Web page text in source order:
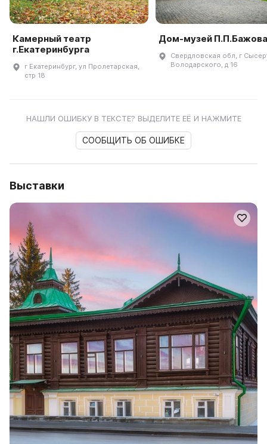
Камерный театр
г.Екатеринбурга
г Екатеринбург, ул Пролетарская,
стр 18
Дом-музей П.П.Бажова
Свердловская обл, г
Володарского, д 16
НАШЛИ ОШИБКУ В ТЕКСТЕ? ВЫДЕЛИТЕ ЕЁ И НАЖМИТЕ
СООБЩИТЬ ОБ ОШИБКЕ
Выставки